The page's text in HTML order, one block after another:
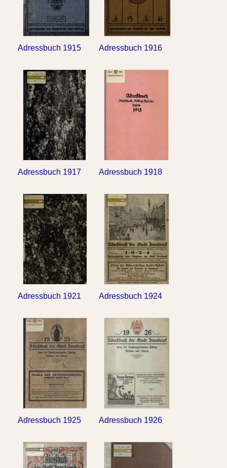
Adressbuch 1915 Adressbuch 1916
Adressbuch 1917 Adressbuch 1918
Adressbuch 1921 Adressbuch 1924
Adressbuch 1925 Adressbuch 1926